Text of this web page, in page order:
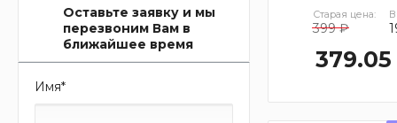
Оставьте заявку и мы
перезвоним Вам в
ближайшее время
Имя*
Старая цена:
399 ₽